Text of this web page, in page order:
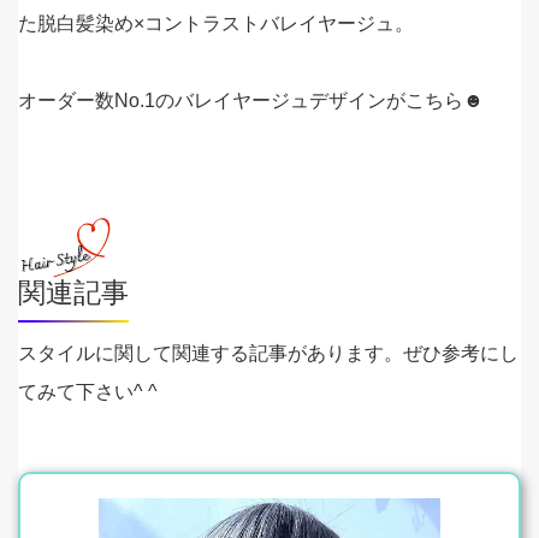
た脱白髪染め×コントラストバレイヤージュ。
オーダー数No.1のバレイヤージュデザインがこちら☻
関連記事
スタイルに関して関連する記事があります。ぜひ参考にし
てみて下さい^ ^